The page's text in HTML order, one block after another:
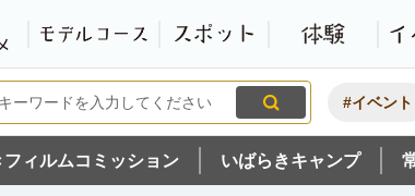
特集・オススメ
モ
#イベント
フィルムコミッション いばらきキャンプ